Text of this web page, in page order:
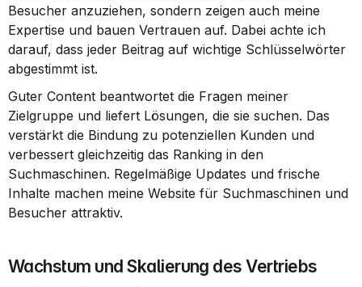
Besucher anzuziehen, sondern zeigen auch meine
Expertise und bauen Vertrauen auf. Dabei achte ich
darauf, dass jeder Beitrag auf wichtige Schlüsselwörter
abgestimmt ist.
Guter Content beantwortet die Fragen meiner
Zielgruppe und liefert Lösungen, die sie suchen. Das
verstärkt die Bindung zu potenziellen Kunden und
verbessert gleichzeitig das Ranking in den
Suchmaschinen. Regelmäßige Updates und frische
Inhalte machen meine Website für Suchmaschinen und
Besucher attraktiv.
Wachstum und Skalierung des Vertriebs